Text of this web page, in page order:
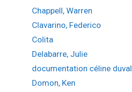
Chappell, Warren
Clavarino, Federico
Colita
Delabarre, Julie
documentation céline duval
Domon, Ken